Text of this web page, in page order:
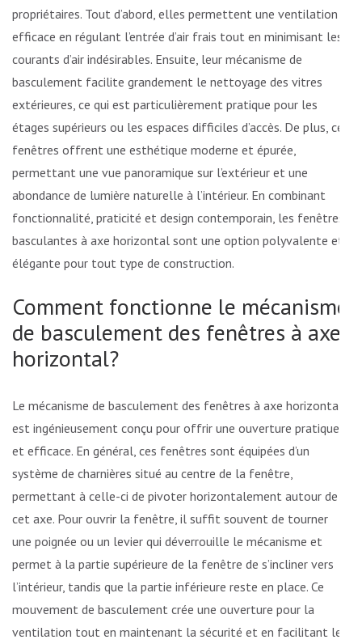
propriétaires. Tout d’abord, elles permettent une ventilation
efficace en régulant l’entrée d’air frais tout en minimisant les
courants d’air indésirables. Ensuite, leur mécanisme de
basculement facilite grandement le nettoyage des vitres
extérieures, ce qui est particulièrement pratique pour les
étages supérieurs ou les espaces difficiles d’accès. De plus, ces
fenêtres offrent une esthétique moderne et épurée,
permettant une vue panoramique sur l’extérieur et une
abondance de lumière naturelle à l’intérieur. En combinant
fonctionnalité, praticité et design contemporain, les fenêtres
basculantes à axe horizontal sont une option polyvalente et
élégante pour tout type de construction.
Comment fonctionne le mécanisme
de basculement des fenêtres à axe
horizontal?
Le mécanisme de basculement des fenêtres à axe horizontal
est ingénieusement conçu pour offrir une ouverture pratique
et efficace. En général, ces fenêtres sont équipées d’un
système de charnières situé au centre de la fenêtre,
permettant à celle-ci de pivoter horizontalement autour de
cet axe. Pour ouvrir la fenêtre, il suffit souvent de tourner
une poignée ou un levier qui déverrouille le mécanisme et
permet à la partie supérieure de la fenêtre de s’incliner vers
l’intérieur, tandis que la partie inférieure reste en place. Ce
mouvement de basculement crée une ouverture pour la
ventilation tout en maintenant la sécurité et en facilitant le